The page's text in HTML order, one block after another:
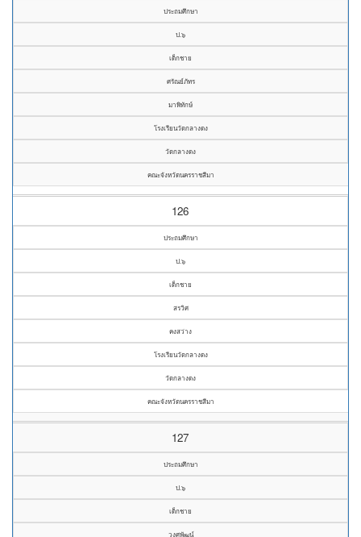
ประถมศึกษา
ป.๖
เด็กชาย
ศรัณย์ภัทร
มาพิทักษ์
โรงเรียนวัดกลางดง
วัดกลางดง
คณะจังหวัดนครราชสีมา
126
ประถมศึกษา
ป.๖
เด็กชาย
สรวิศ
คงสว่าง
โรงเรียนวัดกลางดง
วัดกลางดง
คณะจังหวัดนครราชสีมา
127
ประถมศึกษา
ป.๖
เด็กชาย
วงศพัฒน์